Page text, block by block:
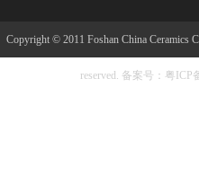
Copyright © 2011 Foshan China Ceramics
reserved. 备案号：粤ICP